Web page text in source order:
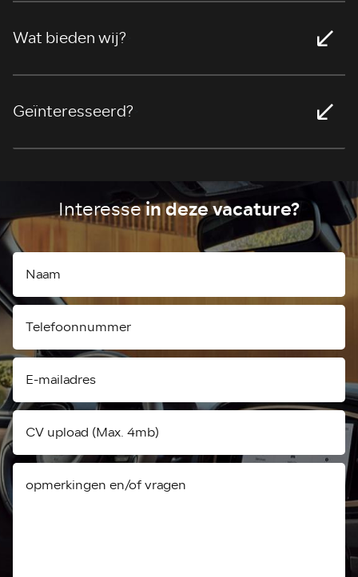
Wat bieden wij?
Geïnteresseerd?
Interessein deze vacature?
CV upload (Max. 4mb)